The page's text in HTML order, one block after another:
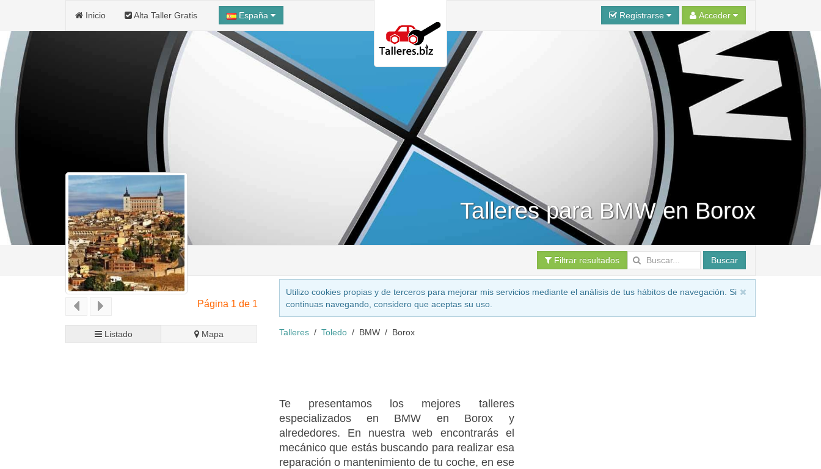
Inicio Alta Taller Gratis España Registrarse Acceder
Talleres para BMW en Borox
Filtrar resultados Buscar
Página 1 de 1
Listado Mapa
Utilizo cookies propias y de terceros para mejorar mis servicios mediante el análisis de tus hábitos de navegación. Si
continuas navegando, considero que aceptas su uso.
Talleres Toledo BMW Borox
Te presentamos los mejores talleres
especializados en BMW en Borox y
alrededores. En nuestra web encontrarás el
mecánico que estás buscando para realizar esa
reparación o mantenimiento de tu coche, en ese